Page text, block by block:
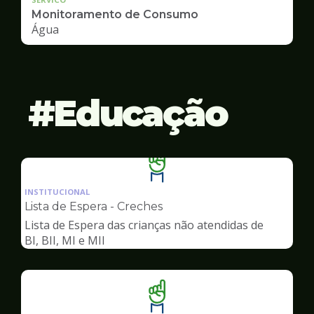
Monitoramento de Consumo
Água
Educação
Ilustração
da
pagina
Educação
INSTITUCIONAL
Lista de Espera - Creches
Lista de Espera das crianças não atendidas de
BI, BII, MI e MII
Ilustração